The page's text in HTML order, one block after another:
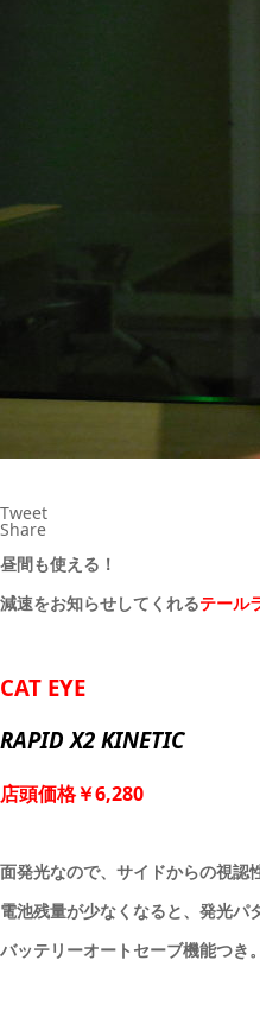
Tweet
Share
昼間も使える！
減速をお知らせしてくれるテール
CAT EYE
RAPID X2 KINETIC
店頭価格￥6,280
面発光なので、サイドからの視認
電池残量が少なくなると、発光パ
バッテリーオートセーブ機能つき。